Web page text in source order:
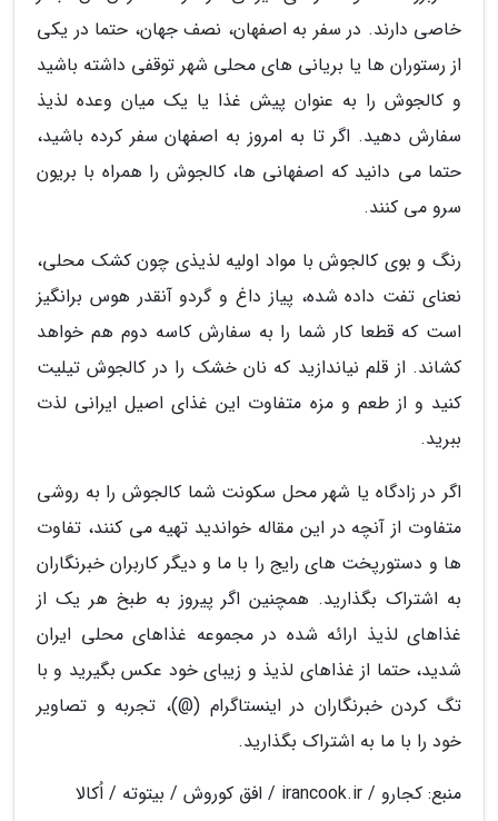
خاصی دارند. در سفر به اصفهان، نصف جهان، حتما در یکی
از رستوران ها یا بریانی های محلی شهر توقفی داشته باشید
و کالجوش را به عنوان پیش غذا یا یک میان وعده لذیذ
سفارش دهید. اگر تا به امروز به اصفهان سفر کرده باشید،
حتما می دانید که اصفهانی ها، کالجوش را همراه با بریون
سرو می کنند.
رنگ و بوی کالجوش با مواد اولیه لذیذی چون کشک محلی،
نعنای تفت داده شده، پیاز داغ و گردو آنقدر هوس برانگیز
است که قطعا کار شما را به سفارش کاسه دوم هم خواهد
کشاند. از قلم نیاندازید که نان خشک را در کالجوش تیلیت
کنید و از طعم و مزه متفاوت این غذای اصیل ایرانی لذت
ببرید.
اگر در زادگاه یا شهر محل سکونت شما کالجوش را به روشی
متفاوت از آنچه در این مقاله خواندید تهیه می کنند، تفاوت
ها و دستورپخت های رایج را با ما و دیگر کاربران خبرنگاران
به اشتراک بگذارید. همچنین اگر پیروز به طبخ هر یک از
غذاهای لذیذ ارائه شده در مجموعه غذاهای محلی ایران
شدید، حتما از غذاهای لذیذ و زیبای خود عکس بگیرید و با
تگ کردن خبرنگاران در اینستاگرام (@)، تجربه و تصاویر
خود را با ما به اشتراک بگذارید.
منبع: کجارو / irancook.ir / افق کوروش / بیتوته / اُکالا